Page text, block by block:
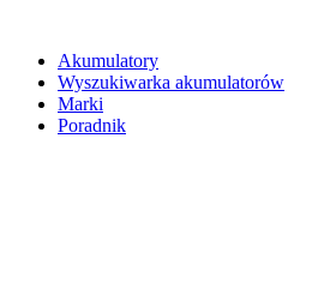
Akumulatory
Wyszukiwarka akumulatorów
Marki
Poradnik